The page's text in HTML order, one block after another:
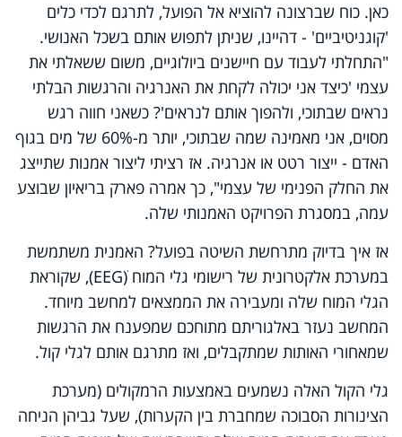
כאן. כוח שברצונה להוציא אל הפועל, לתרגם לכדי כלים
'קוגניטיביים' - דהיינו, שניתן לתפוש אותם בשכל האנושי.
"התחלתי לעבוד עם חיישנים ביולוגיים, משום ששאלתי את
עצמי 'כיצד אני יכולה לקחת את האנרגיה והרגשות הבלתי
נראים שבתוכי, ולהפוך אותם לנראים'? כשאני חווה רגש
מסוים, אני מאמינה שמה שבתוכי, יותר מ-60% של מים בגוף
האדם - ייצור רטט או אנרגיה. אז רציתי ליצור אמנות שתייצג
את החלק הפנימי של עצמי", כך אמרה פארק בריאיון שבוצע
עמה, במסגרת הפרויקט האמנותי שלה.
אז איך בדיוק מתרחשת השיטה בפועל? האמנית משתמשת
במערכת אלקטרונית של רישומי גלי המוח (EEGׂ), שקוראת
הגלי המוח שלה ומעבירה את הממצאים למחשב מיוחד.
המחשב נעזר באלגוריתם מתוחכם שמפענח את הרגשות
שמאחורי האותות שמתקבלים, ואז מתרגם אותם לגלי קול.
גלי הקול האלה נשמעים באמצעות הרמקולים (מערכת
הצינורות הסבוכה שמחברת בין הקערות), שעל גביהן הניחה